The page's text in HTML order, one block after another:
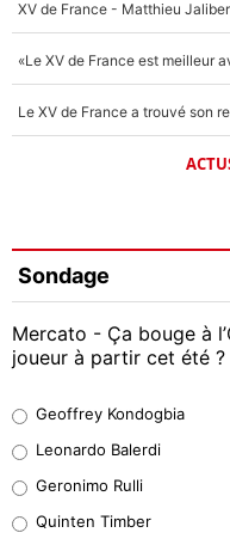
Sondage
Mercato - Ça bouge à
joueur à partir cet été ?
38%
32%
Geoffrey Kondogbia
Leonardo Balerdi
Geronimo Rulli
Quinten Timber